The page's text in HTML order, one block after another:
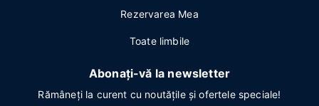
Rezervarea Mea
Toate limbile
Abonați-vă la newsletter
Rămâneți la curent cu noutățile și ofertele speciale!